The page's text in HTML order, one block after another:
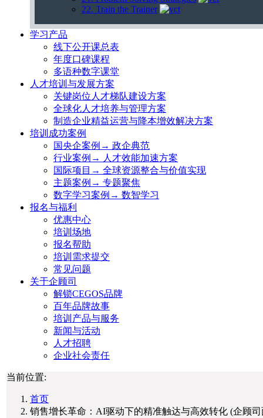
22. Train the Trainer
学习产品
线下公开课总表
年度口碑课程
多语种数字课堂
人才培训与发展方案
关键岗位人才梯队建设方案
全球化人才培养与管理方案
制造企业精益运营与降本增效解决方案
培训成功案例
国央企案例→ 政企典范
行业案例→ 人才效能加速方案
国际项目→ 全球资源整合与价值实现
主题案例→ 专题聚焦
数字学习案例→ 数智学习
报名与福利
优惠中心
培训场地
报名帮助
培训需求提交
常见问题
关于企顾司
解锁CEGOS品牌
百年品牌故事
培训产品与服务
新闻与活动
人才招聘
企业社会责任
当前位置:
首页
销售增长革命：AI驱动下的精准触达与高效转化 (企顾司